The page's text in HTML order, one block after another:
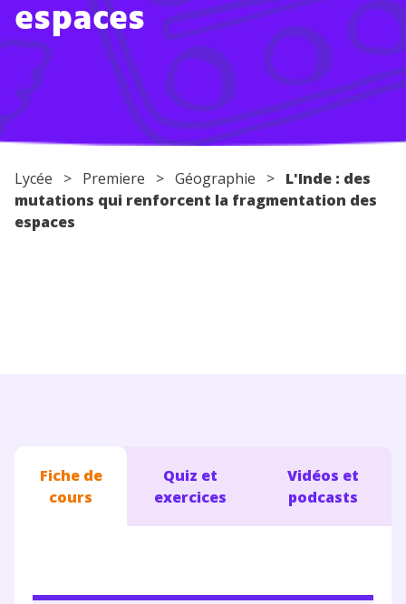
Conseils pour les parents
espaces
Lycée > Premiere > Géographie > L'Inde : des
mutations qui renforcent la fragmentation des
espaces
Fiche de
cours
Quiz et
exercices
Vidéos et
podcasts